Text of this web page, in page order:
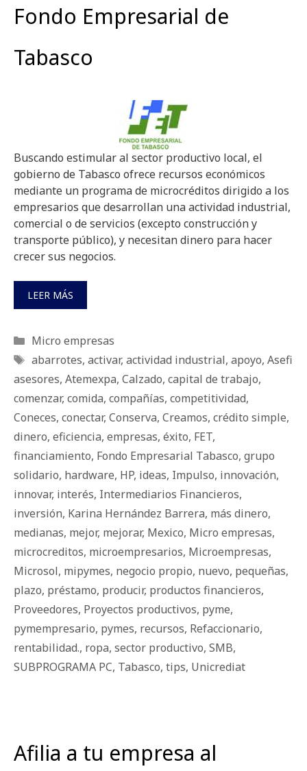
Fondo Empresarial de
Tabasco
Buscando estimular al sector productivo local, el
gobierno de Tabasco ofrece recursos económicos
mediante un programa de microcréditos dirigido a los
empresarios que desarrollan una actividad industrial,
comercial o de servicios (excepto construcción y
transporte público), y necesitan dinero para hacer
crecer sus negocios.
LEER MÁS
Categorías
Micro empresas
Etiquetas
abarrotes, activar, actividad industrial, apoyo, Asefi
asesores, Atemexpa, Calzado, capital de trabajo,
comenzar, comida, compañías, competitividad,
Coneces, conectar, Conserva, Creamos, crédito simple,
dinero, eficiencia, empresas, éxito, FET,
financiamiento, Fondo Empresarial Tabasco, grupo
solidario, hardware, HP, ideas, Impulso, innovación,
innovar, interés, Intermediarios Financieros,
inversión, Karina Hernández Barrera, más dinero,
medianas, mejor, mejorar, Mexico, Micro empresas,
microcreditos, microempresarios, Microempresas,
Microsol, mipymes, negocio propio, nuevo, pequeñas,
plazo, préstamo, producir, productos financieros,
Proveedores, Proyectos productivos, pyme,
pymempresario, pymes, recursos, Refaccionario,
rentabilidad., ropa, sector productivo, SMB,
SUBPROGRAMA PC, Tabasco, tips, Unicrediat
Afilia a tu empresa al